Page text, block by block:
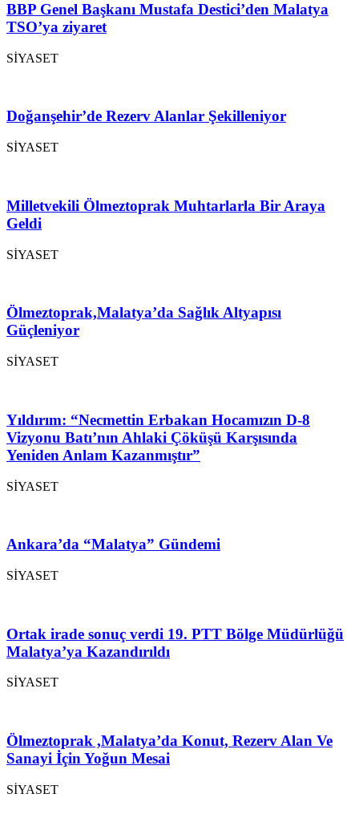
BBP Genel Başkanı Mustafa Destici’den Malatya
TSO’ya ziyaret
SİYASET
Doğanşehir’de Rezerv Alanlar Şekilleniyor
SİYASET
Milletvekili Ölmeztoprak Muhtarlarla Bir Araya
Geldi
SİYASET
Ölmeztoprak,Malatya’da Sağlık Altyapısı
Güçleniyor
SİYASET
Yıldırım: “Necmettin Erbakan Hocamızın D-8
Vizyonu Batı’nın Ahlaki Çöküşü Karşısında
Yeniden Anlam Kazanmıştır”
SİYASET
Ankara’da “Malatya” Gündemi
SİYASET
Ortak irade sonuç verdi 19. PTT Bölge Müdürlüğü
Malatya’ya Kazandırıldı
SİYASET
Ölmeztoprak ,Malatya’da Konut, Rezerv Alan Ve
Sanayi İçin Yoğun Mesai
SİYASET